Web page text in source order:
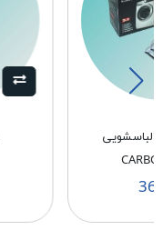
لباسشویی